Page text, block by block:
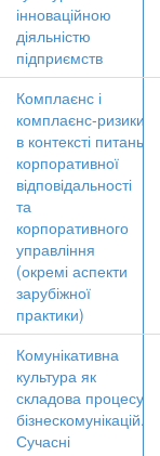
інноваційною
діяльністю
підприємств
Комплаєнс і
комплаєнс-ризики
в контексті питань
корпоративної
відповідальності
та
корпоративного
управління
(окремі аспекти
зарубіжної
практики)
Комунікативна
культура як
складова процесу
бізнескомунікацій.
Сучасні